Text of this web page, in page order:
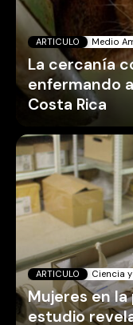
ARTICULO Ciencia
Mujeres en
estudio
ARTICULO Medio